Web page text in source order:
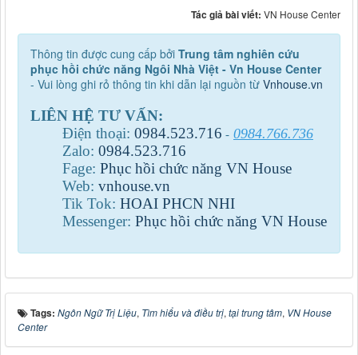
Tác giả bài viết: VN House Center
Thông tin được cung cấp bởi Trung tâm nghiên cứu
phục hồi chức năng Ngôi Nhà Việt - Vn House Center
- Vui lòng ghi rỏ thông tin khi dẫn lại nguồn từ Vnhouse.vn
LIÊN HỆ TƯ VẤN:
Điện thoại: 0984.523.716 - 0984.766.736
Zalo: 0984.523.716
Fage: Phục hồi chức năng VN House
Web: vnhouse.vn
Tik Tok: HOAI PHCN NHI
Messenger: Phục hồi chức năng VN House
Tags: Ngôn Ngữ Trị Liệu, Tìm hiểu và điều trị, tại trung tâm, VN House
Center